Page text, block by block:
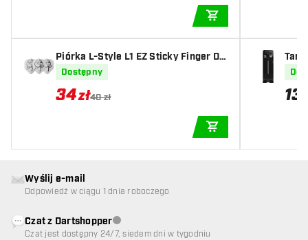
Piórka L-Style L1 EZ Sticky Finger Da
rtshopper Exclusives
Dostępny
34zł40 zł
er
Wyślij e-mail
Odpowiedź w ciągu 1 dnia roboczego
Czat z DartshopperObsługa klienta niedostępna
Czat jest dostępny 24/7, siedem dni w tygodniu